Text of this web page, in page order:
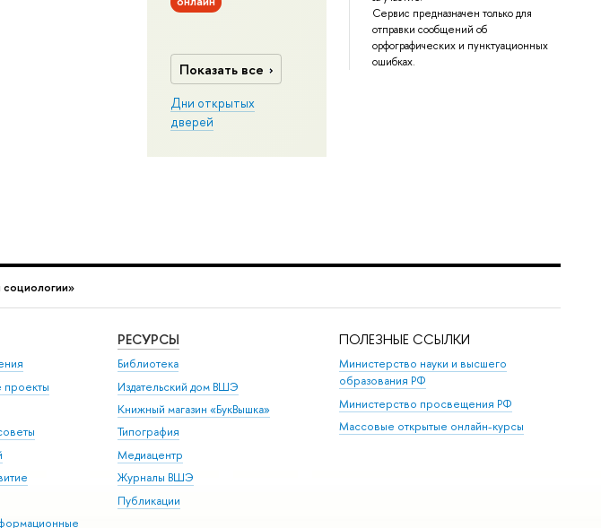
Сервис предназначен только для
отправки сообщений об
орфографических и пунктуационных
ошибках.
Показать все
Дни открытых
дверей
социологии»
проекты
РЕСУРСЫ
Библиотека
Издательский дом ВШЭ
Книжный магазин «БукВышка»
Типография
Медиацентр
Журналы ВШЭ
Публикации
ПОЛЕЗНЫЕ ССЫЛКИ
Министерство науки и высшего
образования РФ
Министерство просвещения РФ
Массовые открытые онлайн-курсы